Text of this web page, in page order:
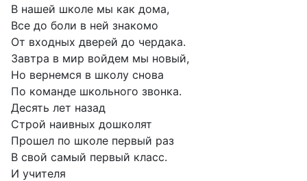
В нашей школе мы как дома,
Все до боли в ней знакомо
От входных дверей до чердака.
Завтра в мир войдем мы новый,
Но вернемся в школу снова
По команде школьного звонка.
Десять лет назад
Строй наивных дошколят
Прошел по школе первый раз
В свой самый первый класс.
И учителя